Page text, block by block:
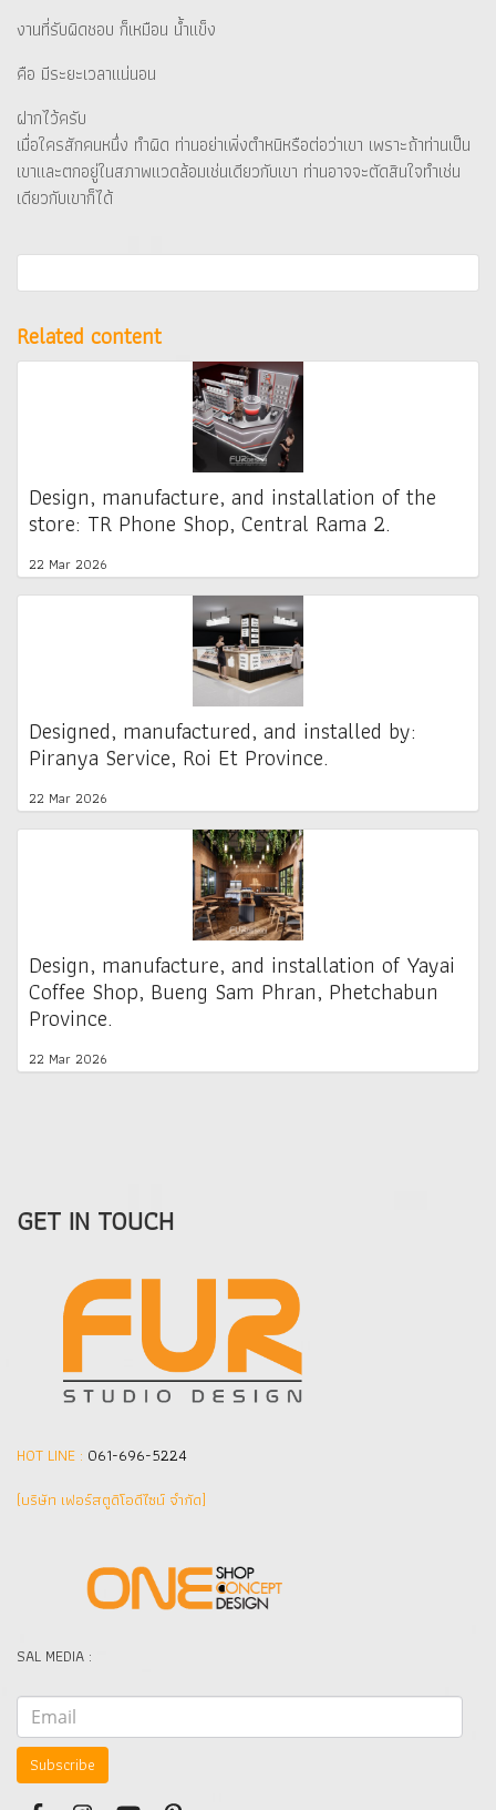
งานที่รับผิดชอบ ก็เหมือน น้ำแข็ง
คือ มีระยะเวลาแน่นอน
ฝากไว้ครับ
เมื่อใครสักคนหนึ่ง ทำผิด ท่านอย่าเพิ่งตำหนิหรือต่อว่าเขา เพราะถ้าท่านเป็น
เขาและตกอยู่ในสภาพแวดล้อมเช่นเดียวกับเขา ท่านอาจจะตัดสินใจทำเช่น
เดียวกับเขาก็ได้
Related content
Design, manufacture, and installation of the
store: TR Phone Shop, Central Rama 2.
22 Mar 2026
Designed, manufactured, and installed by:
Piranya Service, Roi Et Province.
22 Mar 2026
Design, manufacture, and installation of Yayai
Coffee Shop, Bueng Sam Phran, Phetchabun
Province.
22 Mar 2026
GET IN TOUCH
HOT LINE : 061-696-5224
(บริษัท เฟอร์สตูดิโอดีไซน์ จำกัด]
SAL MEDIA :
Subscribe